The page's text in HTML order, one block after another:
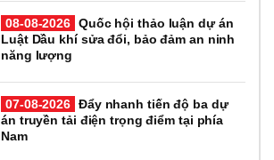
08-08-2026 Quốc hội thảo luận dự án
Luật Dầu khí sửa đổi, bảo đảm an ninh
năng lượng
07-08-2026 Đẩy nhanh tiến độ ba dự
án truyền tải điện trọng điểm tại phía
Nam